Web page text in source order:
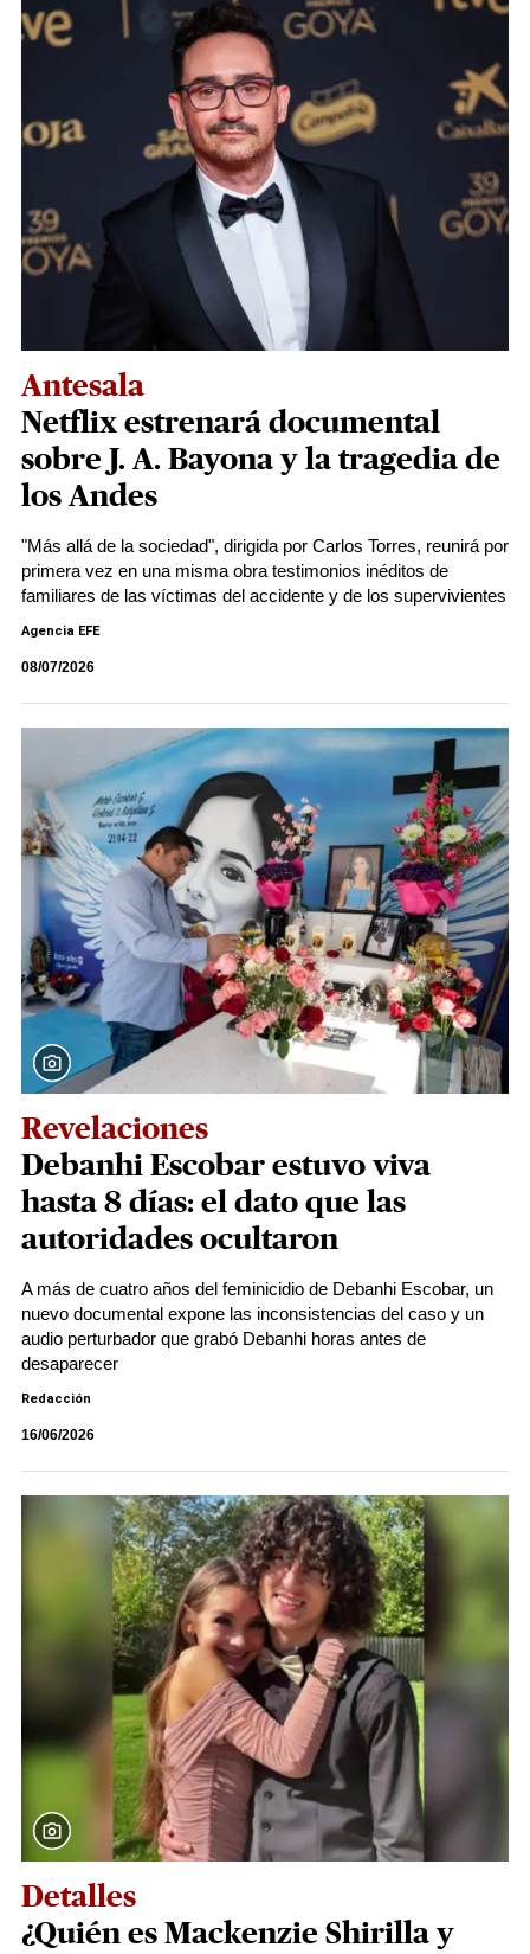
Antesala
Netflix estrenará documental
sobre J. A. Bayona y la tragedia de
los Andes
"Más allá de la sociedad", dirigida por Carlos Torres, reunirá por
primera vez en una misma obra testimonios inéditos de
familiares de las víctimas del accidente y de los supervivientes
Agencia EFE
08/07/2026
Revelaciones
Debanhi Escobar estuvo viva
hasta 8 días: el dato que las
autoridades ocultaron
A más de cuatro años del feminicidio de Debanhi Escobar, un
nuevo documental expone las inconsistencias del caso y un
audio perturbador que grabó Debanhi horas antes de
desaparecer
Redacción
16/06/2026
Detalles
¿Quién es Mackenzie Shirilla y